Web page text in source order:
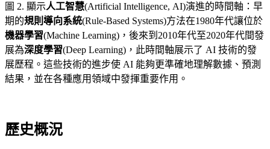
圖 2. 顯示人工智慧(Artificial Intelligence, AI)演進的時間軸：早
期的規則導向系統(Rule-Based Systems)方法在1980年代讓位於
機器學習(Machine Learning)，後來到2010年代至2020年代間發
展為深度學習(Deep Learning)，此時間軸展示了 AI 技術的發
展歷程。這些技術的進步使 AI 能夠更準確地理解數據、預測
結果，並在各種應用領域中發揮重要作用。
歷史概況